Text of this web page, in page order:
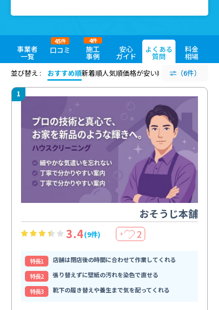
事業者
一覧
口コミ
45件
施工
事例
4件
安心
ガイド
よくある
質問
料金
相場
並び替え :
おすすめ順新着順人気順価格が安い順 評価が高い順
（6件）
1
おそうじ本舗
3.4(9件) ＋ 2
特⻑1
店舗は閉店後の時間に合わせて作業してくれる
特⻑2
張り替えずに壁紙の汚れを染色で直せる
特⻑3
靴下の履き替えや養生まで気を配ってくれる